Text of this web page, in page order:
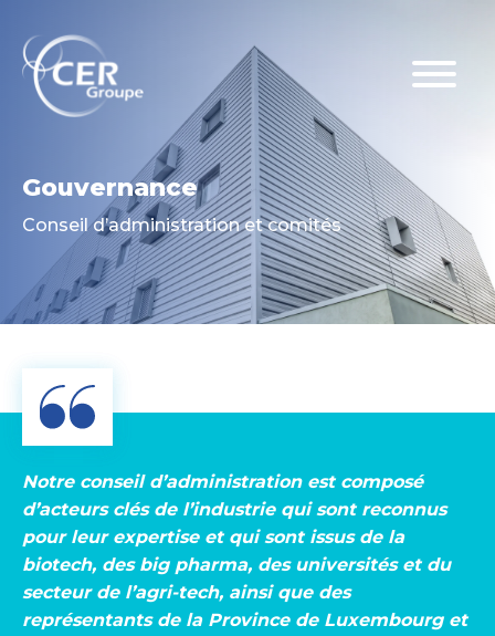
Gouvernance
Conseil d’administration et comités
Notre conseil d’administration est composé
d’acteurs clés de l’industrie qui sont reconnus
pour leur expertise et qui sont issus de la
biotech, des big pharma, des universités et du
secteur de l’agri-tech, ainsi que des
représentants de la Province de Luxembourg et